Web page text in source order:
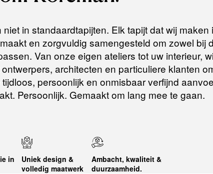
niet in standaardtapijten. Elk tapijt dat wij
en zorgvuldig samengesteld om zowel bij
Van onze eigen ateliers tot uw interieur,
architecten en particuliere klanten
persoonlijk en onmisbaar verfijnd
Persoonlijk. Gemaakt om lang mee te gaan.
in
Uniek design &
volledig maatwerk
Ambacht, kwaliteit &
duurzaamheid.